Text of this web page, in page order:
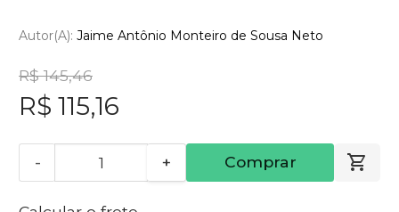
Autor(a): Jaime Antônio Monteiro de Sousa Neto
R$ 145,46
R$ 115,16
- + Comprar